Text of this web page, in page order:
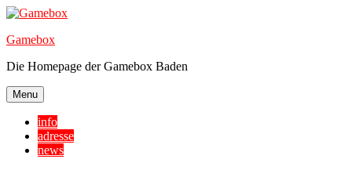
Skip
content
Gamebox
Die Homepage der Gamebox Baden
Menu
info
adresse
news